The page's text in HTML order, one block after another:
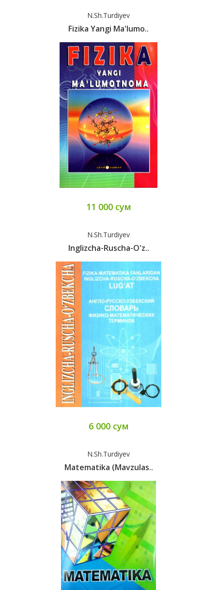
N.Sh.Turdiyev
Fizika Yangi Ma'lumo..
11 000 сум
N.Sh.Turdiyev
Inglizcha-Ruscha-O'z..
6 000 сум
N.Sh.Turdiyev
Matematika (mavzulas..